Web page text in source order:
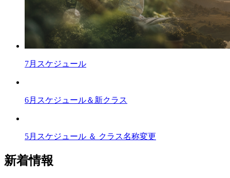
7月スケジュール
6月スケジュール＆新クラス
5月スケジュール ＆ クラス名称変更
新着情報